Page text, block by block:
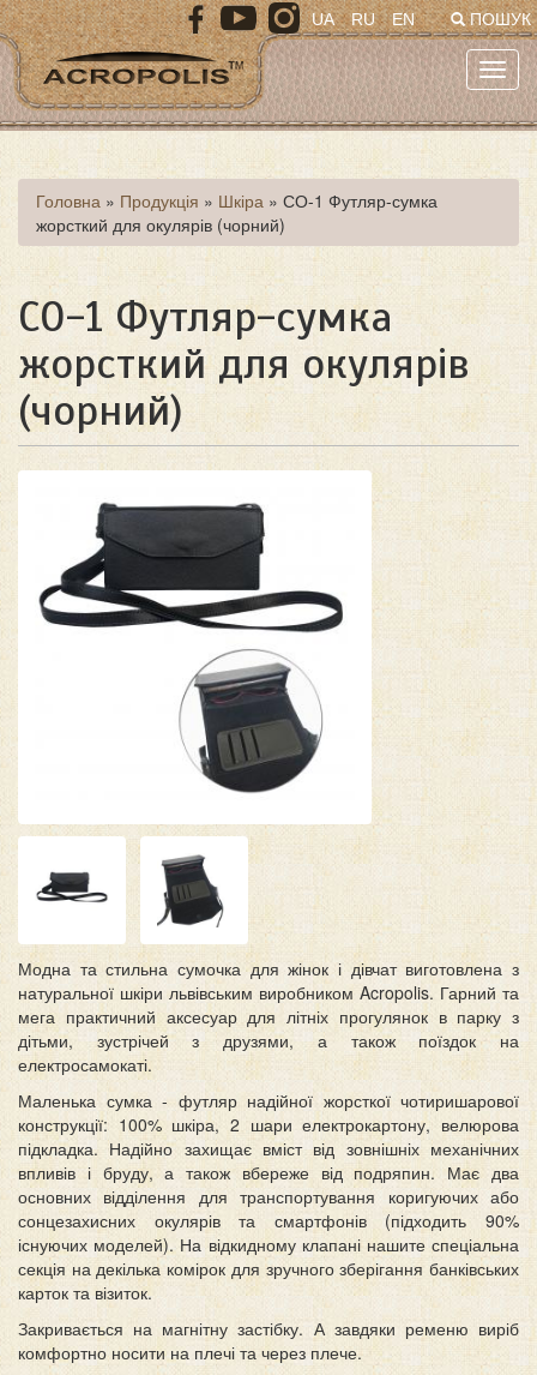
Перейти
до
основного
матеріалу
ПОШУК
UA RU EN
Ви
є
тут
Головна » Продукція » Шкіра » СО-1 Футляр-сумка
жорсткий для окулярів (чорний)
СО-1 Футляр-сумка
жорсткий для окулярів
(чорний)
Модна та стильна сумочка для жінок і дівчат виготовлена з
натуральної шкіри львівським виробником Acropolis. Гарний та
мега практичний аксесуар для літніх прогулянок в парку з
дітьми, зустрічей з друзями, а також поїздок на
електросамокаті.
Маленька сумка - футляр надійної жорсткої чотиришарової
конструкції: 100% шкіра, 2 шари електрокартону, велюрова
підкладка. Надійно захищає вміст від зовнішніх механічних
впливів і бруду, а також вбереже від подряпин. Має два
основних відділення для транспортування коригуючих або
сонцезахисних окулярів та смартфонів (підходить 90%
існуючих моделей). На відкидному клапані нашите спеціальна
секція на декілька комірок для зручного зберігання банківських
карток та візиток.
Закривається на магнітну застібку. А завдяки ременю виріб
комфортно носити на плечі та через плече.